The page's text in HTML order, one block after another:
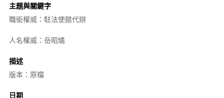
主題與關鍵字
職銜權威：駐法使館代辦
人名權威：岳昭燏
描述
版本：原檔
日期